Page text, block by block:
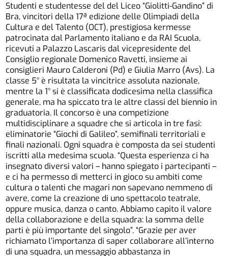
Studenti e studentesse del del Liceo “Giolitti-Gandino” di
Bra, vincitori della 17ª edizione delle Olimpiadi della
Cultura e del Talento (OCT), prestigiosa kermesse
patrocinata dal Parlamento italiano e da RAI Scuola,
ricevuti a Palazzo Lascaris dal vicepresidente del
Consiglio regionale Domenico Ravetti, insieme ai
consiglieri Mauro Calderoni (Pd) e Giulia Marro (Avs). La
classe 5° è risultata la vincitrice assoluta nazionale,
mentre la 1° si è classificata dodicesima nella classifica
generale, ma ha spiccato tra le altre classi del biennio in
graduatoria. Il concorso è una competizione
multidisciplinare a squadre che si articola in tre fasi:
eliminatorie “Giochi di Galileo”, semifinali territoriali e
finali nazionali. Ogni squadra è composta da sei studenti
iscritti alla medesima scuola. “Questa esperienza ci ha
insegnato diversi valori – hanno spiegato i partecipanti –
e ci ha permesso di metterci in gioco su ambiti come
cultura o talenti che magari non sapevano nemmeno di
avere, come la creazione di uno spettacolo teatrale,
oppure musica, danza o canto. Abbiamo capito il valore
della collaborazione e della squadra: la somma delle
parti è più importante del singolo”. “Grazie per aver
richiamato l’importanza di saper collaborare all’interno
di una squadra, un messaggio abbastanza in